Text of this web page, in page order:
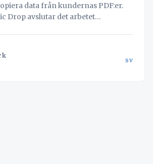
data från kundernas PDF:er.
Drop avslutar det arbetet
sv